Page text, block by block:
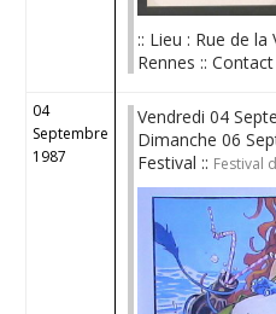
:: Lieu : Rue de
Rennes ::
04
Septembre
1987
Vendredi 04
Dimanche 06
Festival :: Festival